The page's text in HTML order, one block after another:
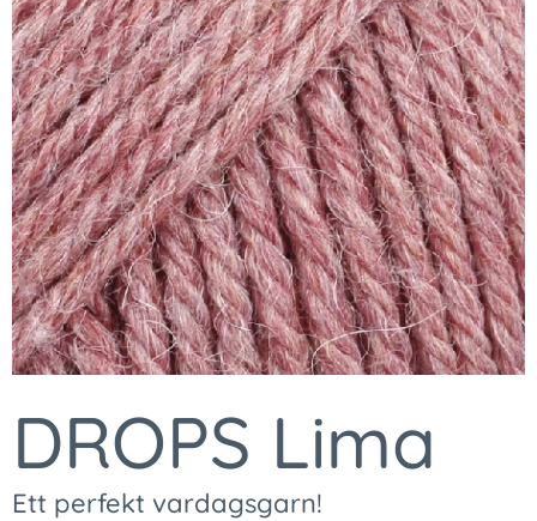
DROPS Lima
Ett perfekt vardagsgarn!